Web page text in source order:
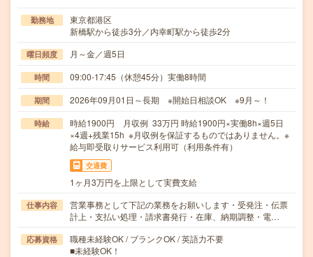
勤務地
東京都港区
新橋駅から徒歩3分／内幸町駅から徒歩2分
曜日頻度 月～金／週5日
時間 09:00-17:45（休憩45分）実働8時間
期間 2026年09月01日～長期 ※開始日相談OK ※9月～！
時給
時給1900円 月収例 33万円 時給1900円×実働8h×週5日
×4週+残業15h ※月収例を保証するものではありません。※
給与即受取りサービス利用可（利用条件有）
交通費
1ヶ月3万円を上限として実費支給
仕事内容
営業事務として下記の業務をお願いします・受発注・伝票
計上・支払い処理・請求書発行・在庫、納期調整・電…
応募資格
職種未経験OK / ブランクOK / 英語力不要
■未経験OK！